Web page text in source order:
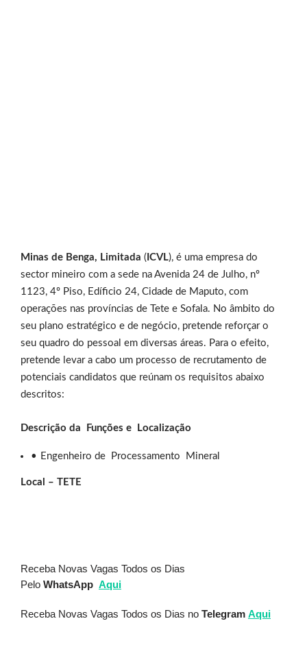
Minas de Benga, Limitada ( ICVL), é uma empresa do
sector mineiro com a sede na Avenida 24 de Julho, nº
1123, 4º Piso, Edíficio 24, Cidade de Maputo, com
operações nas províncias de Tete e Sofala. No âmbito do
seu plano estratégico e de negócio, pretende reforçar o
seu quadro do pessoal em diversas áreas. Para o efeito,
pretende levar a cabo um processo de recrutamento de
potenciais candidatos que reúnam os requisitos abaixo
descritos:
Descrição da Funções e Localização
Engenheiro de Processamento Mineral
Local – TETE
Receba Novas Vagas Todos os Dias
Pelo WhatsApp Aqui
Receba Novas Vagas Todos os Dias no Telegram Aqui